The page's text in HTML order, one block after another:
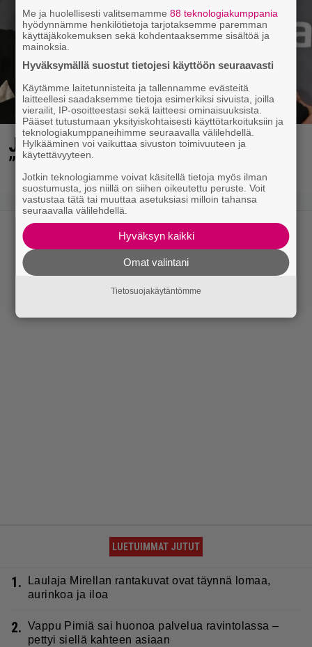
Jani Sieviseltä harvinainen kuva –
”Kaikki lapset samaan aikaan”
LUETUIMMAT JUTUT
1.
Laulaja Mirellan rantakuvat ovat täynnä lomaa,
aurinkoa ja iloa
2. Vappu Pimiä sai huonoa palvelua ravintolassa –
pettyi siellä kahteen asiaan
Me ja huolellisesti valitsemamme88 teknologiakumppania
hyödynnämme henkilötietoja tarjotaksemme paremman
käyttäjäkokemuksen sekä kohdentaaksemme sisältöä ja
mainoksia.
Hyväksymällä suostut tietojesi käyttöön seuraavasti
Käytämme laitetunnisteita ja tallennamme evästeitä
laitteellesi saadaksemme tietoja esimerkiksi sivuista, joilla
vierailit, IP-osoitteestasi sekä laitteesi ominaisuuksista.
Pääset tutustumaan yksityiskohtaisesti käyttötarkoituksiin ja
teknologiakumppaneihimme seuraavalla välilehdellä.
Hylkääminen voi vaikuttaa sivuston toimivuuteen ja
käytettävyyteen.
Jotkin teknologiamme voivat käsitellä tietoja myös ilman
suostumusta, jos niillä on siihen oikeutettu peruste. Voit
vastustaa tätä tai muuttaa asetuksiasi milloin tahansa
seuraavalla välilehdellä.
Hyväksyn kaikki
Omat valintani
Tietosuojakäytäntömme